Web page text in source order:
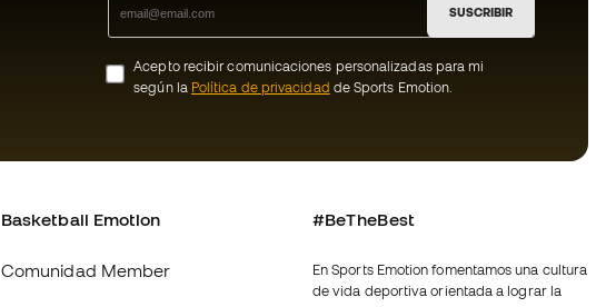
SUSCRIBIR
Acepto recibir comunicaciones personalizadas para mi
según la Política de privacidad de Sports Emotion.
Basketball Emotion
Comunidad Member
#BeTheBest
En Sports Emotion fomentamos una cultura
de vida deportiva orientada a lograr la